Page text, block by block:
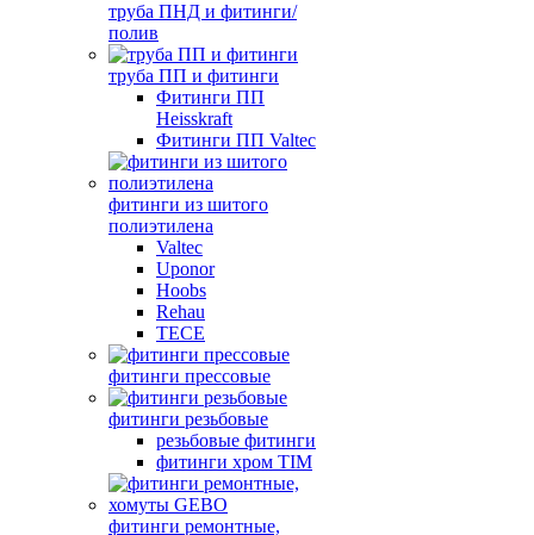
труба ПНД и фитинги/
полив
труба ПП и фитинги
Фитинги ПП
Heisskraft
Фитинги ПП Valtec
фитинги из шитого
полиэтилена
Valtec
Uponor
Hoobs
Rehau
TECE
фитинги прессовые
фитинги резьбовые
резьбовые фитинги
фитинги хром TIM
фитинги ремонтные,